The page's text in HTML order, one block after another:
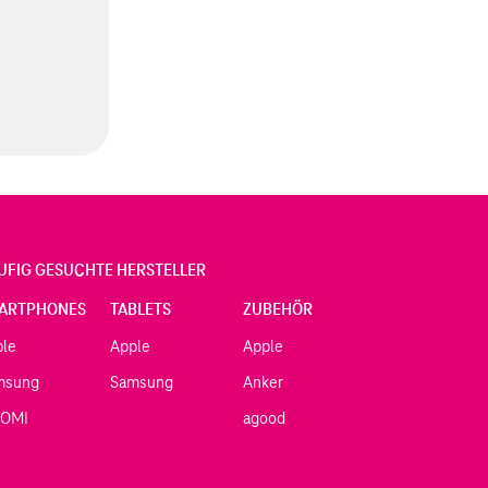
GESUCHTE HERSTELLER
TABLETS
Apple
Samsung
ZUBEHÖR
Apple
Anker
agood